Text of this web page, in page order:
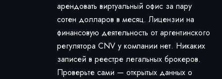
арендовать виртуальный офис за пару
сотен долларов в месяц. Лицензии на
финансовую деятельность от аргентинского
регулятора CNV у компании нет. Никаких
записей в реестре легальных брокеров.
Проверьте сами — открытых данных о